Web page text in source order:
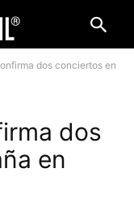
dos conciertos en
dos
en